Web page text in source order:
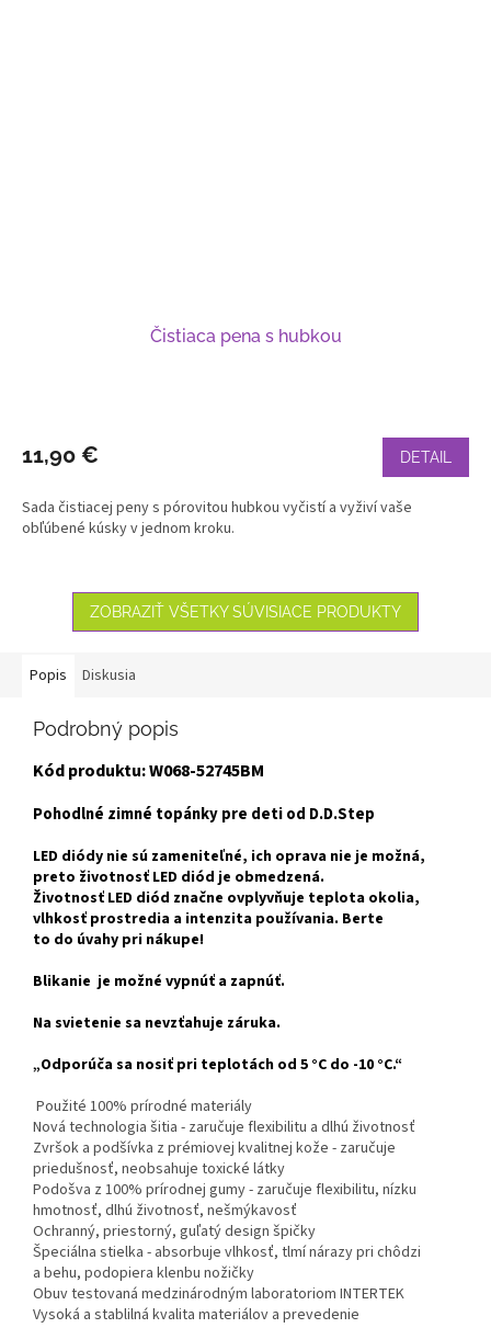
Čistiaca pena s hubkou
11,90 € DETAIL
Sada čistiacej peny s pórovitou hubkou vyčistí a vyživí vaše
obľúbené kúsky v jednom kroku.
ZOBRAZIŤ VŠETKY SÚVISIACE PRODUKTY
Popis Diskusia
Podrobný popis
Kód produktu: W068-52745BM
Pohodlné zimné topánky pre deti od D.D.Step
LED diódy nie sú zameniteľné, ich oprava nie je možná,
preto životnosť LED diód je obmedzená.
Životnosť LED diód značne ovplyvňuje teplota okolia,
vlhkosť prostredia a intenzita používania. Berte
to do úvahy pri nákupe!
Blikanie je možné vypnúť a zapnúť.
Na svietenie sa nevzťahuje záruka.
„Odporúča sa nosiť pri teplotách od 5 °C do -10 °C.“
Použité 100% prírodné materiály
Nová technologia šitia - zaručuje flexibilitu a dlhú životnosť
Zvršok a podšívka z prémiovej kvalitnej kože - zaručuje
priedušnosť, neobsahuje toxické látky
Podošva z 100% prírodnej gumy - zaručuje flexibilitu, nízku
hmotnosť, dlhú životnosť, nešmýkavosť
Ochranný, priestorný, guľatý design špičky
Špeciálna stielka - absorbuje vlhkosť, tlmí nárazy pri chôdzi
a behu, podopiera klenbu nožičky
Obuv testovaná medzinárodným laboratoriom INTERTEK
Vysoká a stablilná kvalita materiálov a prevedenie